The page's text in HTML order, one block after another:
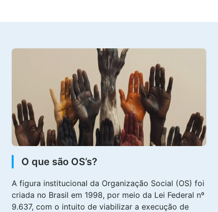
O que são OS’s?
A figura institucional da Organização Social (OS) foi
criada no Brasil em 1998, por meio da Lei Federal nº
9.637, com o intuito de viabilizar a execução de